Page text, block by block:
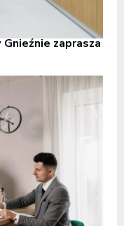
zaprasza